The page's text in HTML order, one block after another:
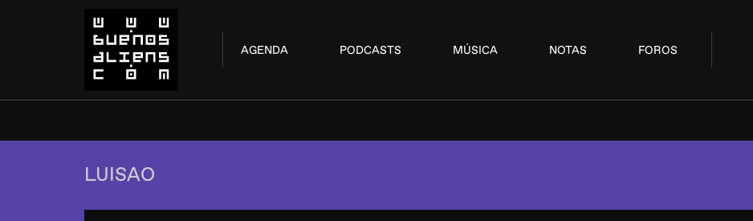
AGENDA PODCASTS MÚSICA NOTAS FOROS
LUISAO